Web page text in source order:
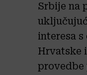
Srbije na
interesa
Hrvatske
provedbe